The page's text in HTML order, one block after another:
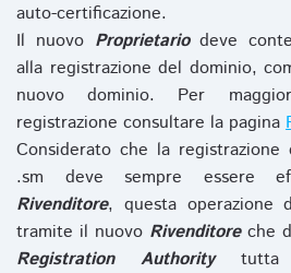
auto-certificazione.
Il nuovo Proprietariodeve
alla registrazione del dominio,
nuovo dominio. Per
registrazione consultare la pagina
Considerato che la
.sm deve sempre essere
Rivenditore, questa operazione
tramite il nuovo Rivenditoreche
Registration Authoritytutta